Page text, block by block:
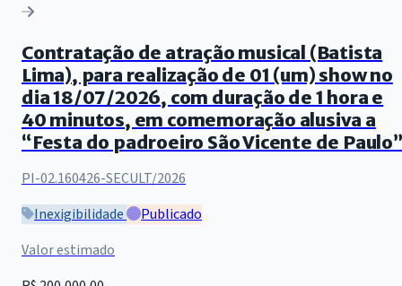
Contratação de atração musical (Batista
Lima), para realização de 01 (um) show no
dia 18/07/2026, com duração de 1 hora e
40 minutos, em comemoração alusiva a
“Festa do padroeiro São Vicente de Paulo”
PI-02.160426-SECULT/2026
Inexigibilidade
Publicado
Valor estimado